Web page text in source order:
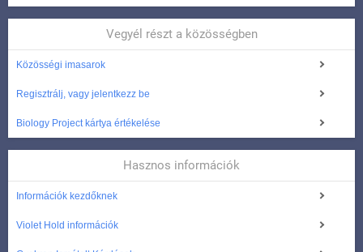
Vegyél részt a közösségben
Közösségi imasarok
Regisztrálj, vagy jelentkezz be
Biology Project kártya értékelése
Hasznos információk
Információk kezdőknek
Violet Hold információk